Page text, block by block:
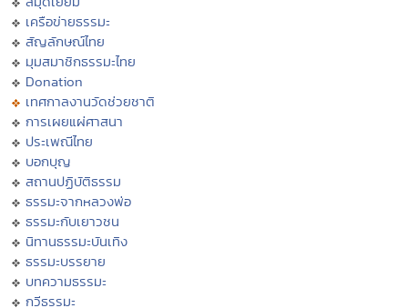
เครือข่ายธรรมะ
สัญลักษณ์ไทย
มุมสมาชิกธรรมะไทย
Donation
เทศกาลงานวัดช่วยชาติ
การเผยแผ่ศาสนา
ประเพณีไทย
บอกบุญ
สถานปฏิบัติธรรม
ธรรมะจากหลวงพ่อ
ธรรมะกับเยาวชน
นิทานธรรมะบันเทิง
ธรรมะบรรยาย
บทความธรรมะ
กวีธรรมะ